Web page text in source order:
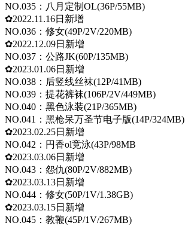
NO.035：八月定制OL(36P/55MB)
✿2022.11.16日新增
NO.036：修女(49P/2V/220MB)
✿2022.12.09日新增
NO.037：公路JK(60P/135MB)
✿2023.01.06日新增
NO.038：后竖线丝袜(12P/41MB)
NO.039：提花裤袜(106P/2V/449MB)
NO.040：黑色泳装(21P/365MB)
NO.041：黑枪呆万圣节电子版(14P/324MB)
✿2023.02.25日新增
NO.042：円香ol竞泳(43P/98MB
✿2023.03.06日新增
NO.043：怨仇(80P/2V/882MB)
✿2023.03.13日新增
NO.044：修女(50P/1V/1.38GB)
✿2023.03.15日新增
NO.045：教鞭(45P/1V/267MB)